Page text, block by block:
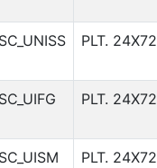
PLT. 24X72
PLT. 24X72
PLT. 24X72